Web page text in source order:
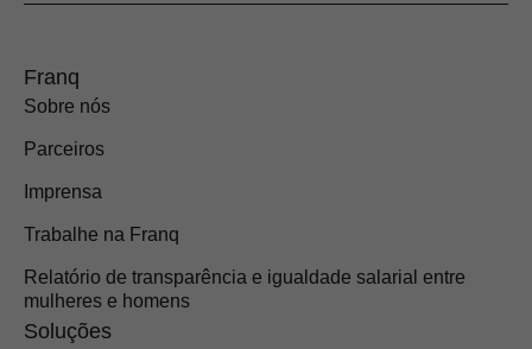
Franq
Sobre nós
Parceiros
Imprensa
Trabalhe na Franq
Relatório de transparência e igualdade salarial entre
mulheres e homens
Soluções